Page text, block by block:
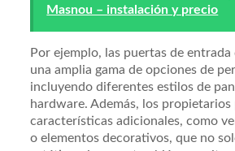
Masnou – instalación y precio
Por ejemplo, las puertas de entrada
una amplia gama de opciones de
incluyendo diferentes estilos de
hardware. Además, los
características adicionales, como
o elementos decorativos, que no